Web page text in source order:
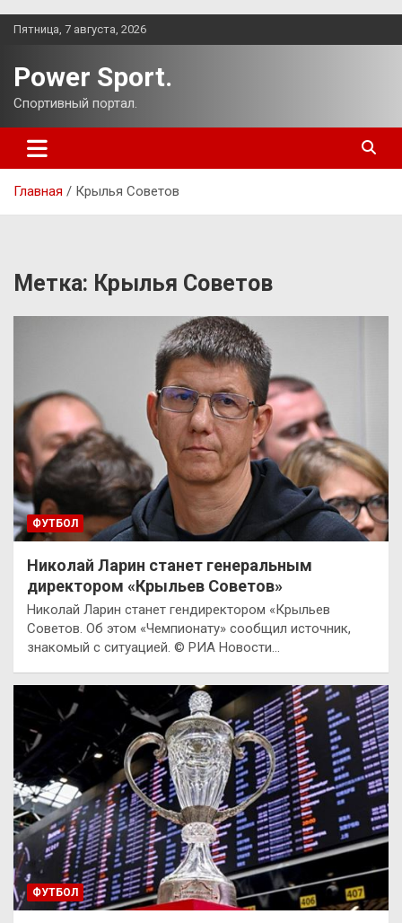
Перейти
Пятница, 7 августа, 2026
Power Sport.
Спортивный портал.
Главная Крылья Советов
Метка: Крылья Советов
ФУТБОЛ
Николай Ларин станет генеральным
директором «Крыльев Советов»
Николай Ларин станет гендиректором «Крыльев
Советов. Об этом «Чемпионату» сообщил источник,
знакомый с ситуацией. © РИА Новости…
ФУТБОЛ